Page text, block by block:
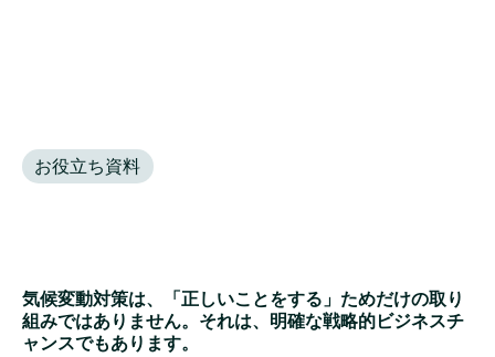
お役立ち資料
気候変動対策は、「正しいことをする」ためだけの取り
組みではありません。それは、明確な戦略的ビジネスチ
ャンスでもあります。